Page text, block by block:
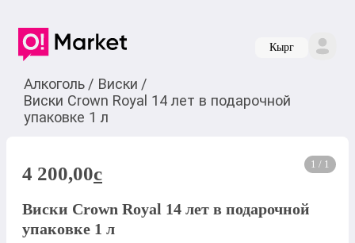
Кырг
Алкоголь / Виски /
Виски Crown Royal 14 лет в подарочной
упаковке 1 л
1 / 1
4 200,00c
Виски Crown Royal 14 лет в подарочной
упаковке 1 л